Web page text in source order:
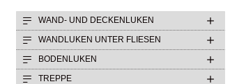
WAND- UND DECKENLUKEN
WANDLUKEN UNTER FLIESEN
BODENLUKEN
TREPPE